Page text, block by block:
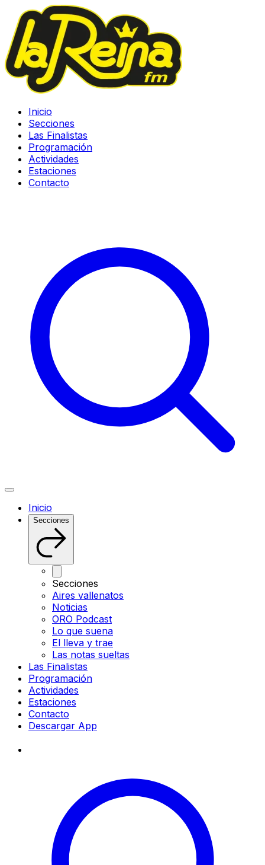
Inicio
Secciones
Las Finalistas
Programación
Actividades
Estaciones
Contacto
Inicio
Secciones
Secciones
Aires vallenatos
Noticias
ORO Podcast
Lo que suena
El lleva y trae
Las notas sueltas
Las Finalistas
Programación
Actividades
Estaciones
Contacto
Descargar App